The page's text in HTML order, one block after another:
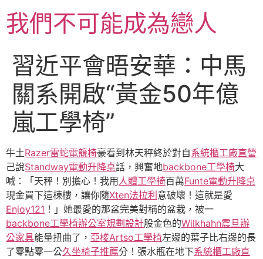
至
主我們不可能成為戀人
習近平會晤安華：中馬
關系開啟“黃金50年億
嵐工學椅”
牛土Razer雷蛇電競椅豪看到林天秤終於對自系統櫃工廠直營
己說Standway電動升降桌話，興奮地backbone工學椅大
喊：「天秤！別擔心！我用 人體工學椅百萬Funte電動升降桌
現金買下這棟樓，讓你隨Xten法拉利 意破壞！這就是愛
Enjoy121 ！」她最愛的那盆完美對稱的盆栽，被一
backbone工學椅辦公室規劃設計股金色的Wilkhahn震旦辦
公家具能量扭曲了， 亞梭Artso工學椅左邊的葉子比右邊的長
了零點零一公久坐椅子推薦分！張水瓶在地下系統櫃工廠直